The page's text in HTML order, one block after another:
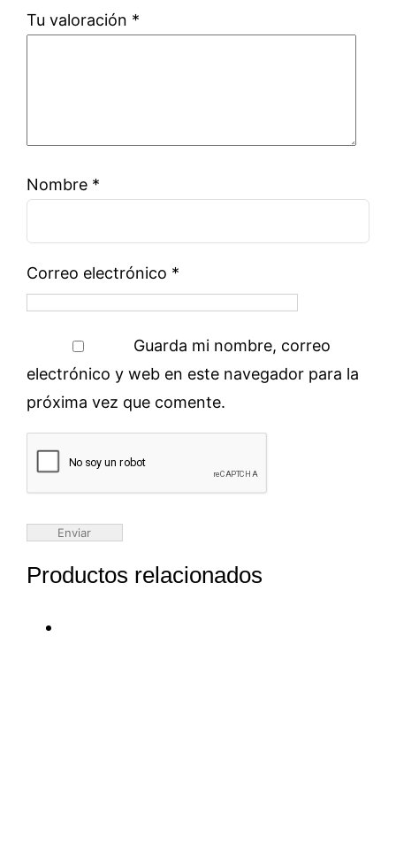
Tu valoración *
Nombre *
Correo electrónico *
Guarda mi nombre, correo
electrónico y web en este navegador para la
próxima vez que comente.
Productos relacionados